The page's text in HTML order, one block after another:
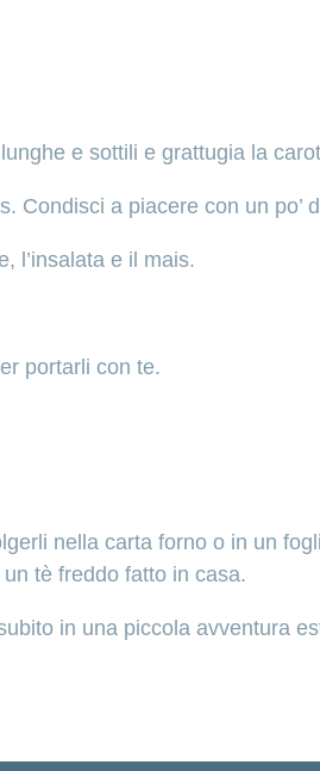
e sottili e grattugia la
Condisci a piacere con un po’
l’insalata e il mais.
portarli con te.
nella carta forno o in un
tè freddo fatto in casa.
in una piccola avventura